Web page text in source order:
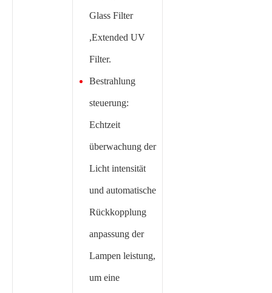
Glass Filter
,Extended UV
Filter.
Bestrahlung
steuerung:
Echtzeit
überwachung der
Licht intensität
und automatische
Rückkopplung
anpassung der
Lampen leistung,
um eine